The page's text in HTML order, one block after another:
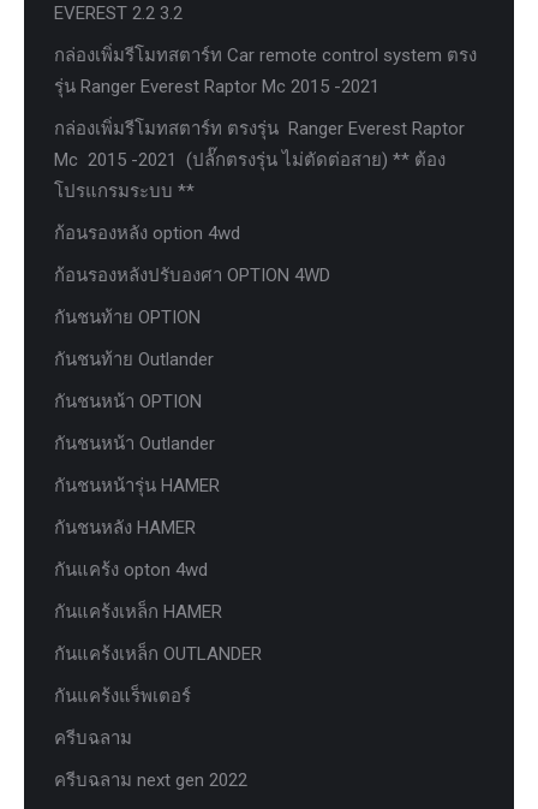
EVEREST 2.2 3.2
กล่องเพิ่มรีโมทสตาร์ท Car remote control system ตรง
รุ่น Ranger Everest Raptor Mc 2015 -2021
กล่องเพิ่มรีโมทสตาร์ท ตรงรุ่น Ranger Everest Raptor
Mc 2015 -2021 (ปลั๊กตรงรุ่น ไม่ตัดต่อสาย) ** ต้อง
โปรแกรมระบบ **
ก้อนรองหลัง option 4wd
ก้อนรองหลังปรับองศา OPTION 4WD
กันชนท้าย OPTION
กันชนท้าย Outlander
กันชนหน้า OPTION
กันชนหน้า Outlander
กันชนหน้ารุ่น HAMER
กันชนหลัง HAMER
กันแคร้ง opton 4wd
กันแคร้งเหล็ก HAMER
กันแคร้งเหล็ก OUTLANDER
กันแคร้งแร็พเตอร์
ครีบฉลาม
ครีบฉลาม next gen 2022